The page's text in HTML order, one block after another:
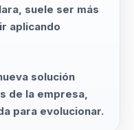
suele ser más
aplicando
solución
de la empresa,
para evolucionar.